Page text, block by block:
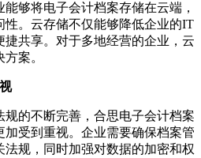
够将电子会计档案存储在云端，
性。云存储不仅能够降低企业的IT
捷共享。对于多地经营的企业，云
案。
规的不断完善，合思电子会计档案
受到重视。企业需要确保档案管
规，同时加强对数据的加密和权